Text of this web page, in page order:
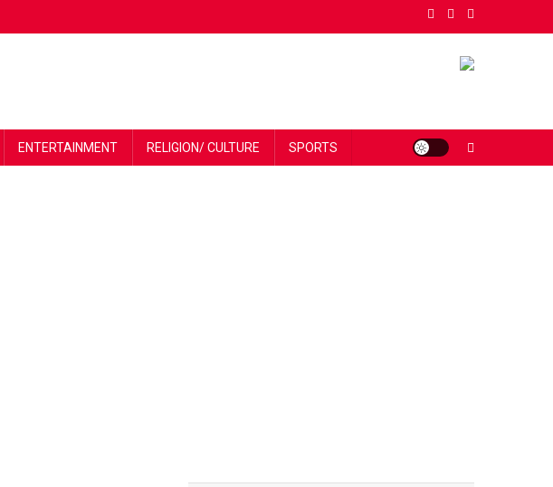
ENTERTAINMENT RELIGION/ CULTURE SPORTS